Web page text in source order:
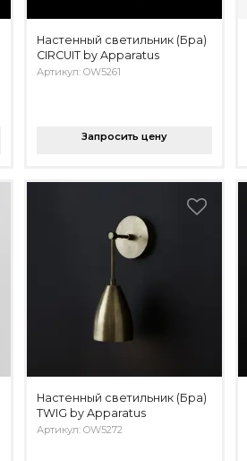
Настенный светильник (Бра)
CIRCUIT by Apparatus
Артикул: OW5261
Запросить цену
Настенный светильник (Бра)
TWIG by Apparatus
Артикул: OW5272